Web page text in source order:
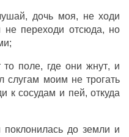
, дочь моя, неходи
не переходи отсюда, но
;
то поле, где онижнут, и
слугам моим нетрогать
ксосудам и пей, откуда
поклонилась доземли и